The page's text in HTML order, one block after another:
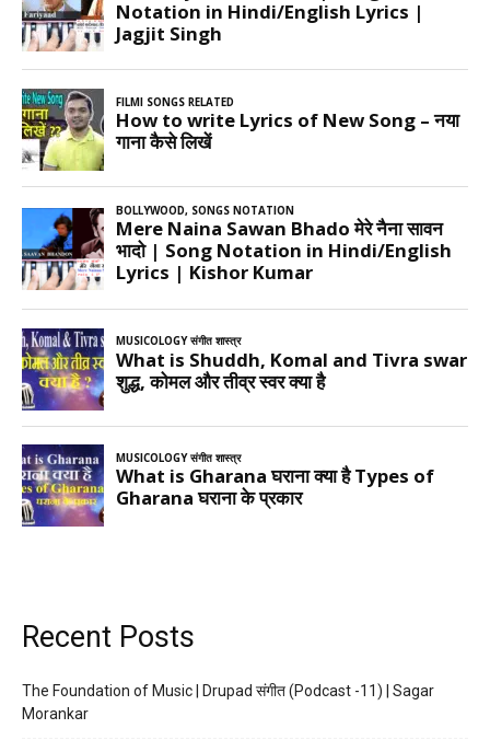
Recent Posts
The Foundation of Music | Drupad संगीत (Podcast -11) | Sagar
Morankar